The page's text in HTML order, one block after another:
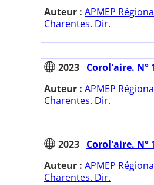
Auteur : APMEP
Charentes. Dir.
2023 Corol'aire. N°
Auteur : APMEP
Charentes. Dir.
2023 Corol'aire. N°
Auteur : APMEP
Charentes. Dir.